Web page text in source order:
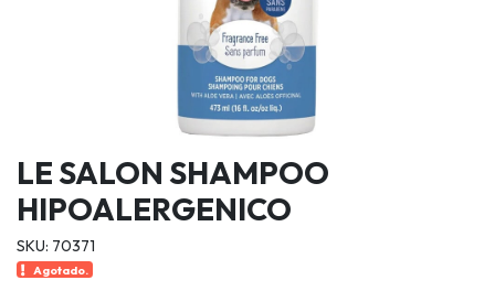
LE SALON SHAMPOO
HIPOALERGENICO
SKU: 70371
Agotado.